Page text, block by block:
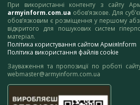
При використанні контенту з сайту
armyinform.com.ua обов’язкове. Для
обов’язковим є розміщення у першому
відкритого для пошукових систем
матеріал.
Політика користування сайтом АрміяInform
Політика використання файлів cookie
Зауваження та пропозиції по роботі
webmaster@armyinform.com.ua